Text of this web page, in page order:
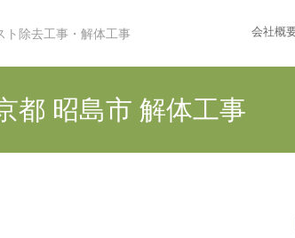
ト除去工事・解体工事 会社概
都 昭島市 解体工事